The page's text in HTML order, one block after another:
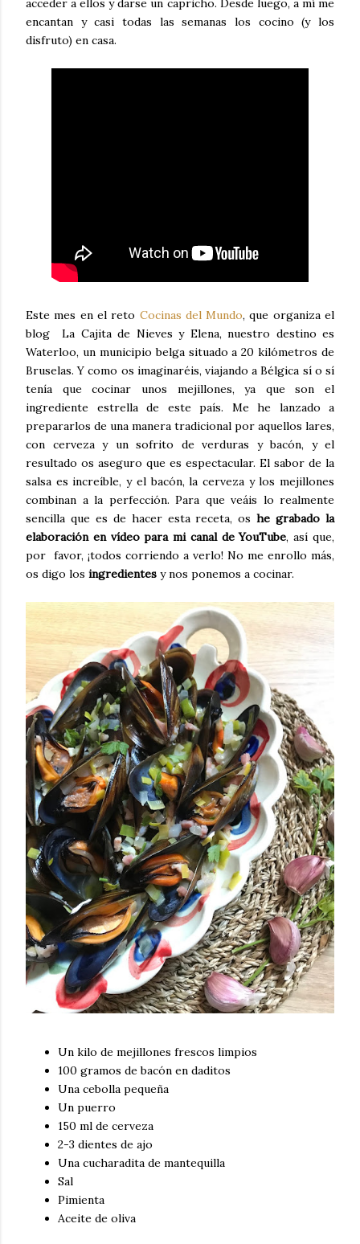
encantan y casi todas las semanas los cocino (y los
disfruto) en casa.
Este mes en el reto Cocinas del Mundo, que organiza el
blog La Cajita de Nieves y Elena, nuestro destino es
Waterloo, un municipio belga situado a 20 kilómetros de
Bruselas. Y como os imaginaréis, viajando a Bélgica sí o sí
tenía que cocinar unos mejillones, ya que son el
ingrediente estrella de este país. Me he lanzado a
prepararlos de una manera tradicional por aquellos lares,
con cerveza y un sofrito de verduras y bacón, y el
resultado os aseguro que es espectacular. El sabor de la
salsa es increíble, y el bacón, la cerveza y los mejillones
combinan a la perfección. Para que veáis lo realmente
sencilla que es de hacer esta receta, oshe grabado la
elaboración en vídeo para mi canal de YouTube, así que,
por favor, ¡todos corriendo a verlo! No me enrollo más,
os digo los ingredientes y nos ponemos a cocinar.
Un kilo de mejillones frescos limpios
100 gramos de bacón en daditos
Una cebolla pequeña
Un puerro
150 ml de cerveza
2-3 dientes de ajo
Una cucharadita de mantequilla
Sal
Pimienta
Aceite de oliva